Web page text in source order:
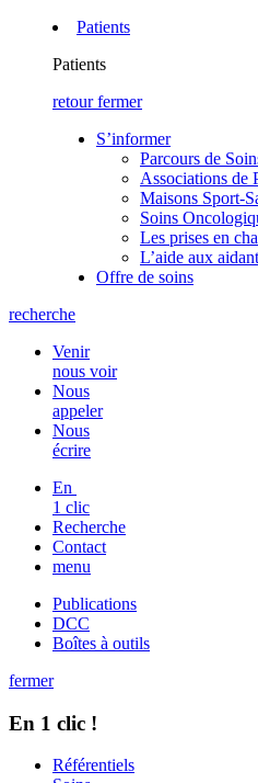
Patients
Patients
retour fermer
S’informer
Parcours de
Associations de
Maisons Sport-
Soins
Les prises en
L’aide aux
Offre de soins
recherche
Venir
nous voir
Nous
appeler
Nous
écrire
En
1 clic
Recherche
Contact
menu
Publications
DCC
Boîtes à outils
fermer
En 1 clic !
Référentiels